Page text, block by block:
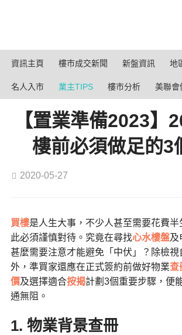
資訊主頁 樓市成交新聞 新盤資訊 地
名人入市 業主TIPS 樓市分析 美聯會
【置業準備2023】
樓前必須做足的3
2020-05-27
買樓是人生大事，不少人甚至需要花費半
此必須謹慎對待。究竟在尋找心水樓盤及
甚麼需要注意才能避免「中伏」？除檢視
外，準買家還應在正式簽約前做好物業查
價及選擇適合按揭計劃3個重要步驟，便
通無阻。
1. 物業背景查冊